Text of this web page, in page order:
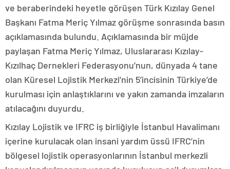
ve beraberindeki heyetle görüşen Türk Kızılay Genel
Başkanı Fatma Meriç Yılmaz görüşme sonrasında basın
açıklamasında bulundu. Açıklamasında bir müjde
paylaşan Fatma Meriç Yılmaz, Uluslararası Kızılay-
Kızılhaç Dernekleri Federasyonu’nun, dünyada 4 tane
olan Küresel Lojistik Merkezi’nin 5’incisinin Türkiye’de
kurulması için anlaştıklarını ve yakın zamanda imzaların
atılacağını duyurdu.
Kızılay Lojistik ve IFRC iş birliğiyle İstanbul Havalimanı
içerine kurulacak olan insani yardım üssü IFRC’nin
bölgesel lojistik operasyonlarının İstanbul merkezli